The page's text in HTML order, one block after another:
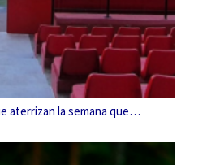
aterrizan la semana que…